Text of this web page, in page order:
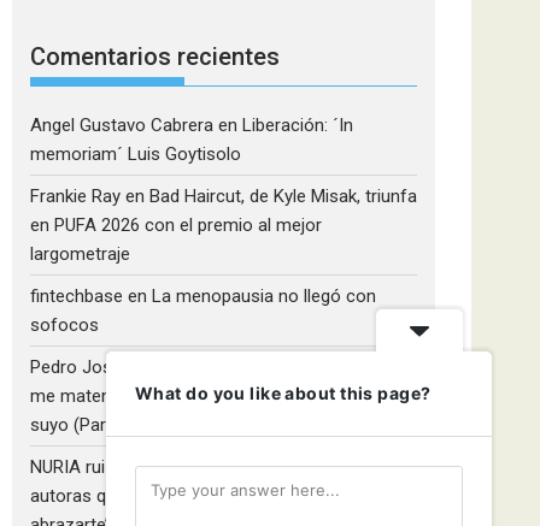
Comentarios recientes
Angel Gustavo Cabrera en Liberación: ´In
memoriam´ Luis Goytisolo
Frankie Ray en Bad Haircut, de Kyle Misak, triunfa
en PUFA 2026 con el premio al mejor
largometraje
fintechbase en La menopausia no llegó con
sofocos
Pedro José Camacho Barrios
me maten!»: El Rulfo que el cine venezolano hizo
suyo (Parte 2)
NURIA ruiz fernandezenLibros que nadie lee y
autoras que no hacen ruido: Redescubriendo ‘Y
What do you like about this page?